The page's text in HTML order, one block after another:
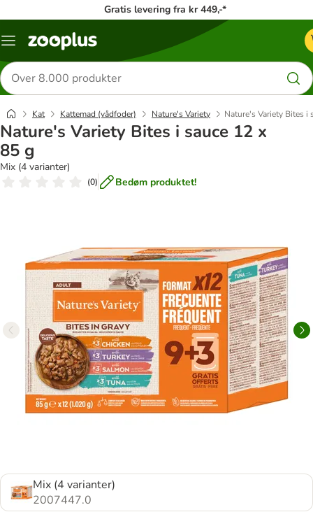
Gratis levering fra kr 449,-*
Menu
Søg
efter
produkter
Kat Kattemad (vådfoder) Nature's Variety Nature's Variety Bites i
Nature's Variety Bites i sauce 12 x
85 g
Mix (4 varianter)
(0) Bedøm produktet!
Mix (4 varianter)
2007447.0